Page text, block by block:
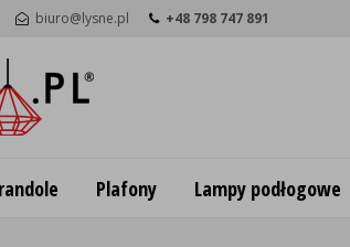
biuro@lysne.pl +48 798 747 891
Plafony Lampy podłogowe